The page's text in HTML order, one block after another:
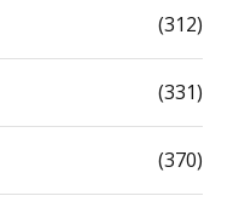
(312)
(331)
(370)